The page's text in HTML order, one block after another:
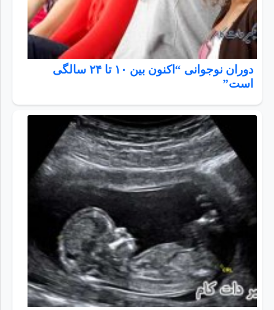
دوران نوجوانی “اکنون بین ۱۰ تا ۲۴ سالگی
است”